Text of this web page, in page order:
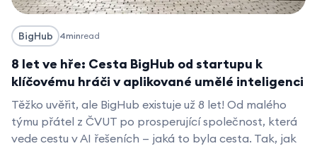
BigHub 4minread
8 let ve hře: Cesta BigHub od startupu k
klíčovému hráči v aplikované umělé inteligenci
‍Těžko uvěřit, ale BigHub existuje už 8 let! Od malého
týmu přátel z ČVUT po prosperující společnost, která
vede cestu v AI řešeních — jaká to byla cesta. Tak, jak